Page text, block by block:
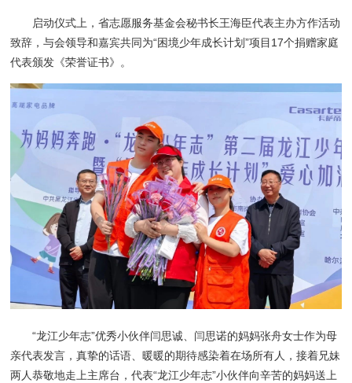
启动仪式上，省志愿服务基金会秘书长王海臣代表主办方作活动
致辞，与会领导和嘉宾共同为“困境少年成长计划”项目17个捐赠家庭
代表颁发《荣誉证书》。
“龙江少年志”优秀小伙伴闫思诚、闫思诺的妈妈张舟女士作为母
亲代表发言，真挚的话语、暖暖的期待感染着在场所有人，接着兄妹
两人恭敬地走上主席台，代表“龙江少年志”小伙伴向辛苦的妈妈送上